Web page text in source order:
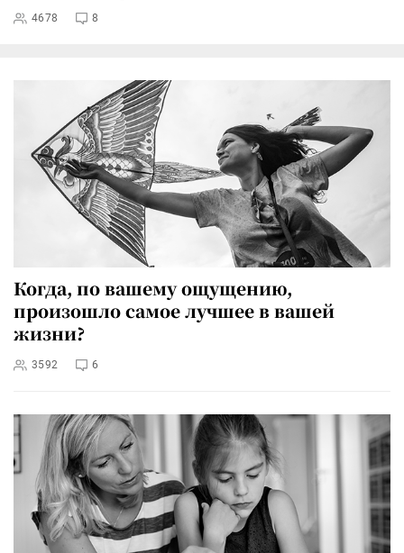
4678 8
Когда, по вашему ощущению,
произошло самое лучшее в вашей
жизни?
3592 6